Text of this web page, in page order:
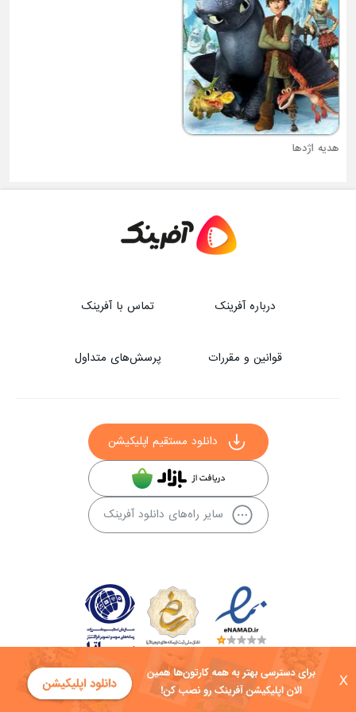
X
هدیه اژدها
درباره آفرینک تماس با آفرینک
قوانین و مقررات پرسش‌های متداول
دانلود مستقیم اپلیکیشن
سایر راه‌های دانلود آفرینک
کلیه حقوق این سایت به شرکت توسعه فناوی هفت آسمان توکان تعلق دارد و